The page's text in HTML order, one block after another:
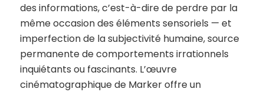
des informations, c’est-à-dire de perdre par la
même occasion des éléments sensoriels — et
imperfection de la subjectivité humaine, source
permanente de comportements irrationnels
inquiétants ou fascinants. L’œuvre
cinématographique de Marker offre un